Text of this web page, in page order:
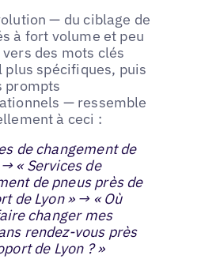
— du ciblage de
à fort volume et peu
des mots clés
plus spécifiques, puis
prompts
— ressemble
à ceci :
de changement de
« Services de
de pneus près de
de Lyon » → « Où
changer mes
rendez-vous près
de Lyon ? »